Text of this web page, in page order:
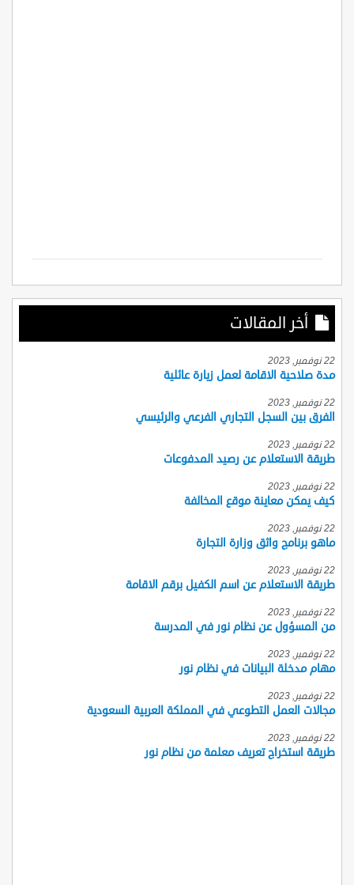
أخر المقالات
22 نوفمبر, 2023
مدة صلاحية الاقامة لعمل زيارة عائلية
22 نوفمبر, 2023
الفرق بين السجل التجاري الفرعي والرئيسي
22 نوفمبر, 2023
طريقة الاستعلام عن رصيد المدفوعات
22 نوفمبر, 2023
كيف يمكن معاينة موقع المخالفة
22 نوفمبر, 2023
ماهو برنامج واثق وزارة التجارة
22 نوفمبر, 2023
طريقة الاستعلام عن اسم الكفيل برقم الاقامة
22 نوفمبر, 2023
من المسؤول عن نظام نور في المدرسة
22 نوفمبر, 2023
مهام مدخلة البيانات في نظام نور
22 نوفمبر, 2023
مجالات العمل التطوعي في المملكة العربية السعودية
22 نوفمبر, 2023
طريقة استخراج تعريف معلمة من نظام نور